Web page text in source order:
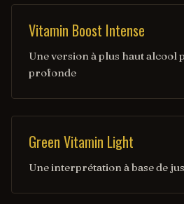
Vitamin Boost Intense
Une version à plus haut alcool
profonde
Green Vitamin Light
Une interprétation à base de